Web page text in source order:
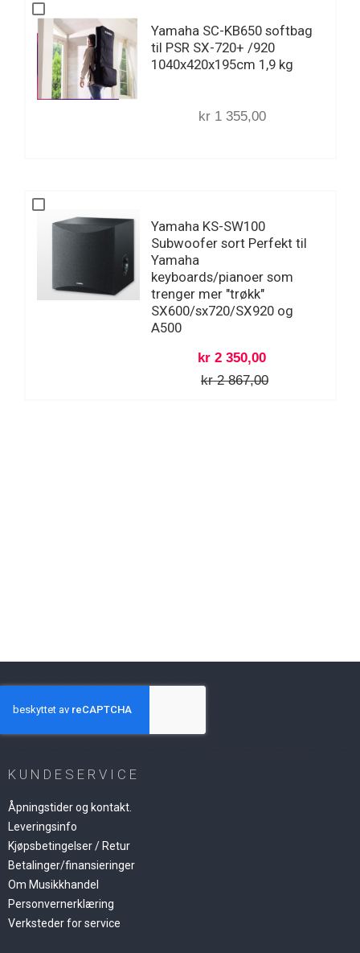
Yamaha SC-KB650 softbag
til PSR SX-720+ /920
1040x420x195cm 1,9 kg
kr 1 355,00
Yamaha KS-SW100
Subwoofer sort Perfekt til
Yamaha
keyboards/pianoer som
trenger mer "trøkk"
SX600/sx720/SX920 og
A500
kr 2 350,00
kr 2 867,00
KUNDESERVICE
Åpningstider og kontakt.
Leveringsinfo
Kjøpsbetingelser / Retur
Betalinger/finansieringer
Om Musikkhandel
Personvernerklæring
Verksteder for service